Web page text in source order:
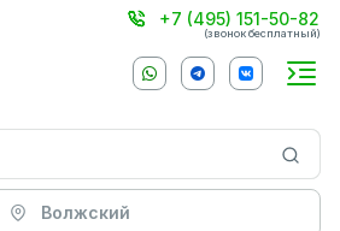
+7 (495) 151-50-82
(звонок бесплатный)
Волжский